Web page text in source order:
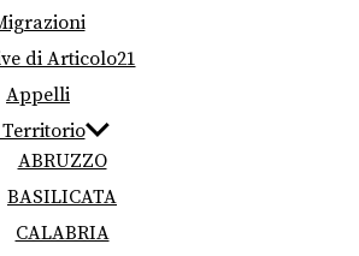
di Articolo21
Appelli
ABRUZZO
BASILICATA
CALABRIA